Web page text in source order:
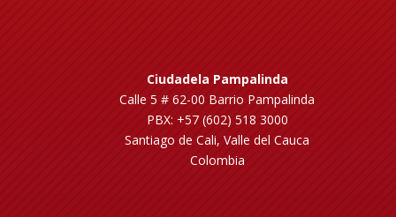
Ciudadela Pampalinda
Calle 5 # 62-00 Barrio Pampalinda
PBX: +57 (602) 518 3000
Santiago de Cali, Valle del Cauca
Colombia